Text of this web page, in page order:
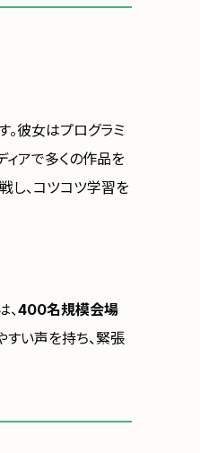
。彼女はプログラミ
アで多くの作品を
し、コツコツ学習を
、400名規模会場
すい声を持ち、緊張